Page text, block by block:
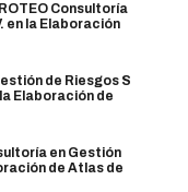
Consultoría
en la Elaboración
de Riesgos S
Elaboración de
en Gestión
de Atlas de